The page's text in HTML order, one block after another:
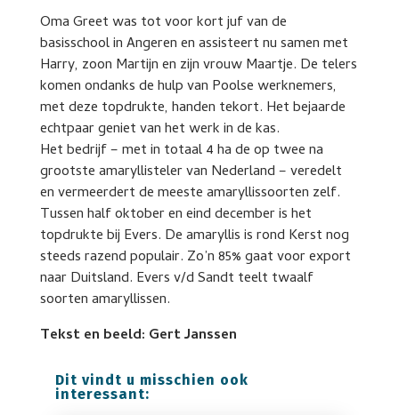
Oma Greet was tot voor kort juf van de
basisschool in Angeren en assisteert nu samen met
Harry, zoon Martijn en zijn vrouw Maartje. De telers
komen ondanks de hulp van Poolse werknemers,
met deze topdrukte, handen tekort. Het bejaarde
echtpaar geniet van het werk in de kas.
Het bedrijf – met in totaal 4 ha de op twee na
grootste amaryllisteler van Nederland – veredelt
en vermeerdert de meeste amaryllissoorten zelf.
Tussen half oktober en eind december is het
topdrukte bij Evers. De amaryllis is rond Kerst nog
steeds razend populair. Zo’n 85% gaat voor export
naar Duitsland. Evers v/d Sandt teelt twaalf
soorten amaryllissen.
Tekst en beeld: Gert Janssen
Dit vindt u misschien ook
interessant: